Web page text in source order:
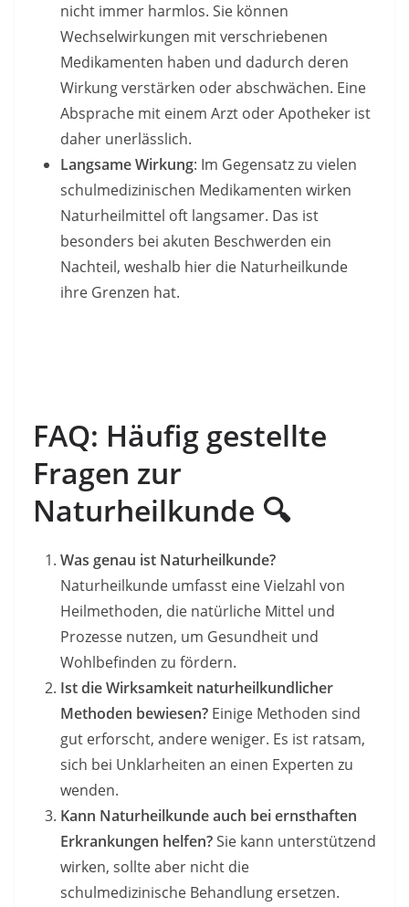
nicht immer harmlos. Sie können
Wechselwirkungen mit verschriebenen
Medikamenten haben und dadurch deren
Wirkung verstärken oder abschwächen. Eine
Absprache mit einem Arzt oder Apotheker ist
daher unerlässlich.
Langsame Wirkung: Im Gegensatz zu vielen
schulmedizinischen Medikamenten wirken
Naturheilmittel oft langsamer. Das ist
besonders bei akuten Beschwerden ein
Nachteil, weshalb hier die Naturheilkunde
ihre Grenzen hat.
FAQ: Häufig gestellte
Fragen zur
Naturheilkunde 🔍
Was genau ist Naturheilkunde?
Naturheilkunde umfasst eine Vielzahl von
Heilmethoden, die natürliche Mittel und
Prozesse nutzen, um Gesundheit und
Wohlbefinden zu fördern.
Ist die Wirksamkeit naturheilkundlicher
Methoden bewiesen? Einige Methoden sind
gut erforscht, andere weniger. Es ist ratsam,
sich bei Unklarheiten an einen Experten zu
wenden.
Kann Naturheilkunde auch bei ernsthaften
Erkrankungen helfen?Sie kann unterstützend
wirken, sollte aber nicht die
schulmedizinische Behandlung ersetzen.